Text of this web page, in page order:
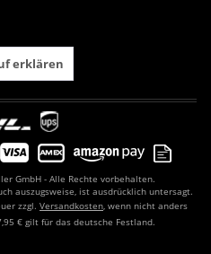
erklären
GmbH - Alle Rechte vorbehalten.
auszugsweise, ist ausdrücklich untersagt.
zzgl. Versandkosten, wenn nicht anders
€ gilt für das deutsche Festland.